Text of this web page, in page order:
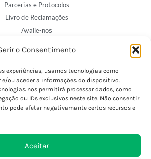
o Consentimento
experiências, usamos tecnologias como
ou aceder a informações do dispositivo.
nos permitirá processar dados, como
ou IDs exclusivos neste site. Não consentir
pode afetar negativamante certos recursos e
Aceitar
Parcerias e Protocolos
Livro de Reclamações
Avalie-nos
Porto - Trindade
Porto - Boavista
Porto - Foz
Barcelos